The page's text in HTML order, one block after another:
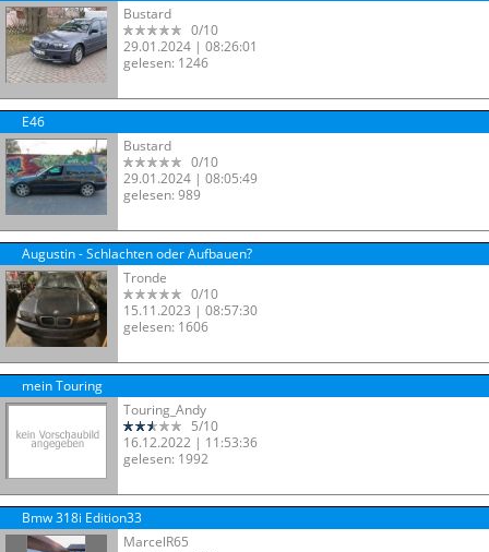
Bustard
0/10
29.01.2024 | 08:26:01
gelesen: 1246
E46
Bustard
0/10
29.01.2024 | 08:05:49
gelesen: 989
Augustin - Schlachten oder Aufbauen?
Tronde
0/10
15.11.2023 | 08:57:30
gelesen: 1606
mein Touring
Touring_Andy
5/10
16.12.2022 | 11:53:36
gelesen: 1992
Bmw 318i Edition33
MarcelR65